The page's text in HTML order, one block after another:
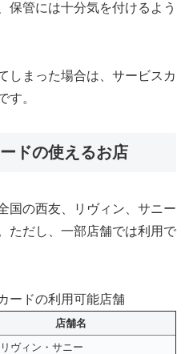
保管には十分気を付けるよう
しまった場合は、サービスカ
す。
ドの使えるお店
国の西友、リヴィン、サニー
ただし、一部店舗では利用で
ードの利用可能店舗
店舗名
ヴィン・ サニー